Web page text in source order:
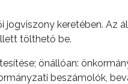
keretében. Az
tölthető be.
önállóan:
beszámolók,